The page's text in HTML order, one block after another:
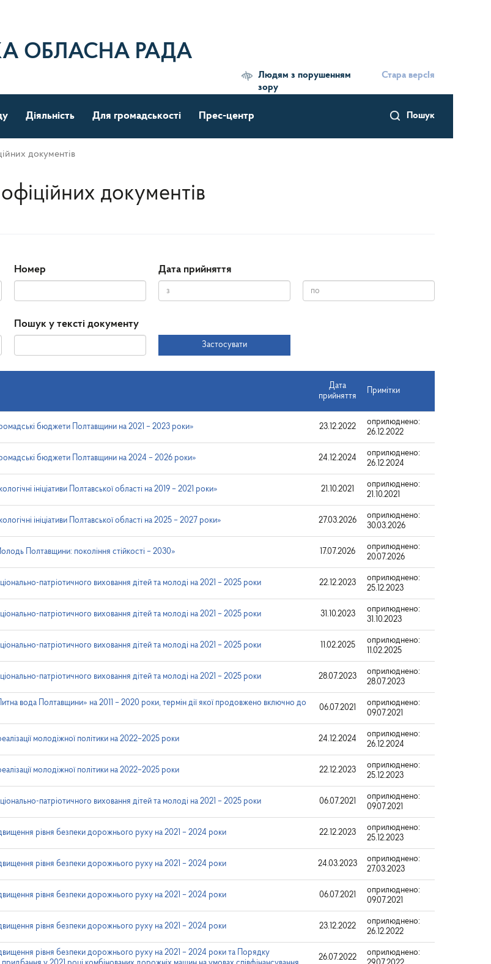
ОБЛАСНА РАДА
Людям з порушенням
зору
Стара версІя
Пошук
Діяльність Для громадськості Прес-центр
документів
документів
Номер Дата прийняття
прийняття
Пошук у тексті документу
Застосувати
Дата
прийняття
Примітки
бюджети Полтавщини на 2021 – 2023 роки» 23.12.2022
оприлюднено:
26.12.2022
бюджети Полтавщини на 2024 – 2026 роки» 24.12.2024
оприлюднено:
26.12.2024
ініціативи Полтавської області на 2019 – 2021 роки» 21.10.2021
оприлюднено:
21.10.2021
ініціативи Полтавської області на 2025 – 2027 роки» 27.03.2026
оприлюднено:
30.03.2026
Полтавщини: покоління стійкості – 2030» 17.07.2026
оприлюднено:
20.07.2026
патріотичного виховання дітей та молоді на 2021 – 2025 роки 22.12.2023
оприлюднено:
25.12.2023
патріотичного виховання дітей та молоді на 2021 – 2025 роки 31.10.2023
оприлюднено:
31.10.2023
патріотичного виховання дітей та молоді на 2021 – 2025 роки 11.02.2025
оприлюднено:
11.02.2025
патріотичного виховання дітей та молоді на 2021 – 2025 роки 28.07.2023
оприлюднено:
28.07.2023
вода Полтавщини» на 2011 – 2020 роки, термін дії якої продовжено включно до
06.07.2021
оприлюднено:
09.07.2021
молодіжної політики на 2022–2025 роки 24.12.2024
оприлюднено:
26.12.2024
молодіжної політики на 2022–2025 роки 22.12.2023
оприлюднено:
25.12.2023
патріотичного виховання дітей та молоді на 2021 – 2025 роки 06.07.2021
оприлюднено:
09.07.2021
рівня безпеки дорожнього руху на 2021 – 2024 роки 22.12.2023
оприлюднено:
25.12.2023
рівня безпеки дорожнього руху на 2021 – 2024 роки 24.03.2023
оприлюднено:
27.03.2023
рівня безпеки дорожнього руху на 2021 – 2024 роки 06.07.2021
оприлюднено:
09.07.2021
рівня безпеки дорожнього руху на 2021 – 2024 роки 23.12.2022
оприлюднено:
26.12.2022
рівня безпеки дорожнього руху на 2021 – 2024 роки та Порядку
26.07.2022
оприлюднено: